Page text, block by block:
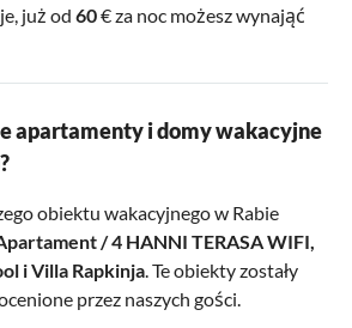
już od 60€ za noc możesz wynająć
apartamenty i domy wakacyjne
obiektu wakacyjnego w Rabie
/ 4 HANNI TERASA WIFI
iVilla Rapkinja . Te obiekty zostały
przez naszych gości.